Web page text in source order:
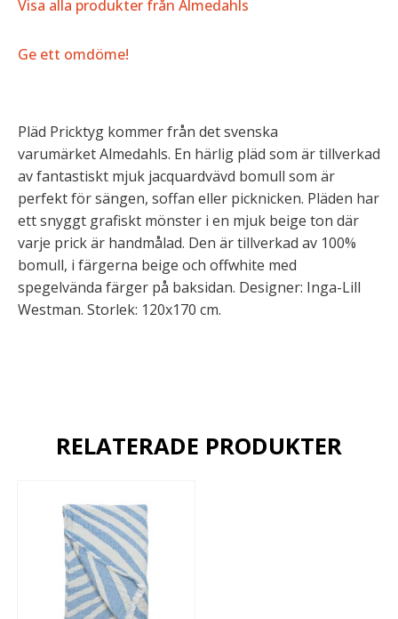
Visa alla produkter från Almedahls
Ge ett omdöme!
Pläd Pricktyg kommer från det svenska
varumärket Almedahls. En härlig pläd som är tillverkad
av fantastiskt mjuk jacquardvävd bomull som är
perfekt för sängen, soffan eller picknicken. Pläden har
ett snyggt grafiskt mönster i en mjuk beige ton där
varje prick är handmålad. Den är tillverkad av 100%
bomull, i färgerna beige och offwhite med
spegelvända färger på baksidan. Designer: Inga-Lill
Westman. Storlek: 120x170 cm.
RELATERADE PRODUKTER